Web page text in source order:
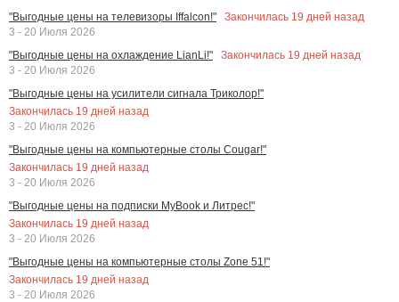
"Выгодные цены на телевизоры Iffalcon!" Закончилась 19 дней назад
3 - 20 Июля 2026
"Выгодные цены на охлаждение LianLi!"
Закончилась 19 дней назад
3 - 20 Июля 2026
"Выгодные цены на усилители сигнала Триколор!"
Закончилась 19 дней назад
3 - 20 Июля 2026
"Выгодные цены на компьютерные столы Cougar!"
Закончилась 19 дней назад
3 - 20 Июля 2026
"Выгодные цены на подписки MyBook и Литрес!"
Закончилась 19 дней назад
3 - 20 Июля 2026
"Выгодные цены на компьютерные столы Zone 51!"
Закончилась 19 дней назад
3 - 20 Июля 2026